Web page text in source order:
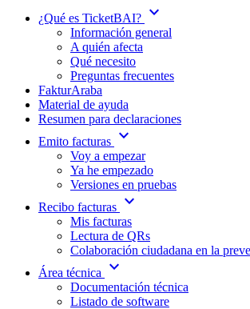
¿Qué es TicketBAI? expand_more
Información general
A quién afecta
Qué necesito
Preguntas frecuentes
FakturAraba
Material de ayuda
Resumen para declaraciones
Emito facturas expand_more
Voy a empezar
Ya he empezado
Versiones en pruebas
Recibo facturas expand_more
Mis facturas
Lectura de QRs
Colaboración ciudadana en la
Área técnica
expand_more
Documentación técnica
Listado de software